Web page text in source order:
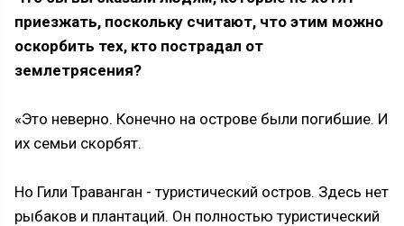
приезжать, поскольку считают, что этим можно
оскорбить тех, кто пострадал от
землетрясения?
«Это неверно. Конечно на острове были погибшие. И
их семьи скорбят.
Но Гили Траванган - туристический остров. Здесь нет
рыбаков и плантаций. Он полностью туристический